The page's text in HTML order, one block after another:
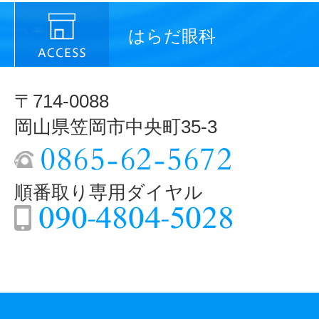
はらだ眼科
〒714-0088
岡山県笠岡市中央町35-3
順番取り専用ダイヤル